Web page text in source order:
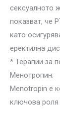
сексуалното
показват, че
като
еректилна
* Терапии за
Менотропин:
Menotropin е
ключова роля